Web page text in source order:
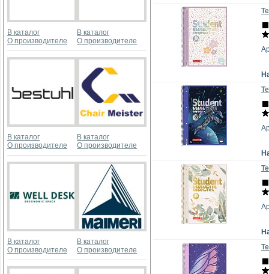
В каталог
О производителе
В каталог
О производителе
В каталог
О производителе
В каталог
О производителе
В каталог
О производителе
В каталог
О производителе